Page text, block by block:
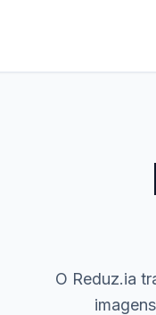
O Reduz.ia